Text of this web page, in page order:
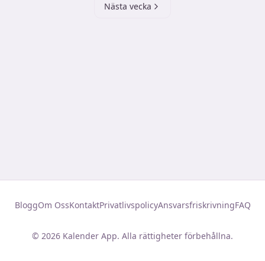
Nästa vecka
BloggOm OssKontaktPrivatlivspolicyAnsvarsfriskrivningFAQ
© 2026 Kalender App. Alla rättigheter förbehållna.